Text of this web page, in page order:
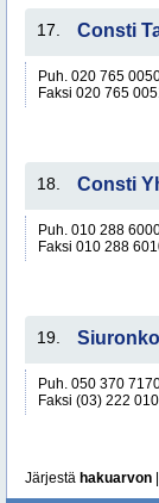
17. Consti
Puh. 020 765
Faksi 020 765
18. Consti
Puh. 010 288
Faksi 010 288
19.
Puh. 050 370
Faksi (03) 222
Järjestä hakuarvon